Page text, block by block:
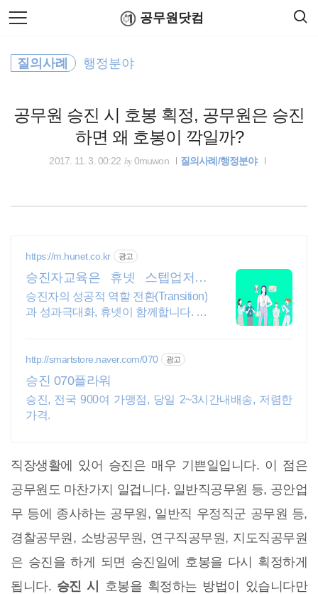
본
문
로
공무원닷컴
공무원 승진 시 호봉 획정, 공무원은 승진
하면 왜 호봉이 깍일까?
질의사례 행정분야
2017. 11. 3. 00:22 by0muwon 질의사례/행정분야
https://m.hunet.co.kr 광고
승진자교육은 휴넷 스텝업저니
계층별 승진자 토탈 솔루션
승진자의 성공적 역할 전환(Transition)
과 성과극대화, 휴넷이 함께합니다. 승
http://smartstore.naver.com/070 광고
승진 070플라워
승진, 전국 900여 가맹점, 당일 2~3시간내배송, 저렴한
가격.
직장생활에 있어 승진은 매우 기쁜일입니다. 이 점은
공무원도 마찬가지 일겁니다. 일반직공무원 등, 공안업
무 등에 종사하는 공무원, 일반직 우정직군 공무원 등,
경찰공무원, 소방공무원, 연구직공무원, 지도직공무원
은 승진을 하게 되면 승진일에 호봉을 다시 획정하게
됩니다. 승진 시
호봉을 획정하는 방법이 있습니다만
검
색
근로장려금
정부24
보건복지부
기초연금
24절기